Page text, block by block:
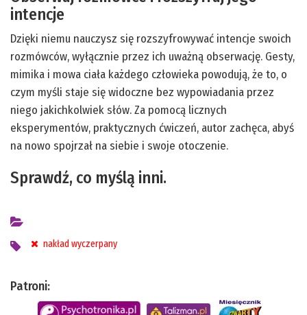
intencje
Dzięki niemu nauczysz się rozszyfrowywać intencje swoich
rozmówców, wyłącznie przez ich uważną obserwację. Gesty,
mimika i mowa ciała każdego człowieka powodują, że to, o
czym myśli staje się widoczne bez wypowiadania przez
niego jakichkolwiek słów. Za pomocą licznych
eksperymentów, praktycznych ćwiczeń, autor zachęca, abyś
na nowo spojrzał na siebie i swoje otoczenie.
Sprawdź, co myślą inni.
nakład wyczerpany
Patroni: